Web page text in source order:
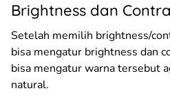
Brightness dan
Setelah memilih brightness/
bisa mengatur brightness dan
bisa mengatur warna tersebut
natural.